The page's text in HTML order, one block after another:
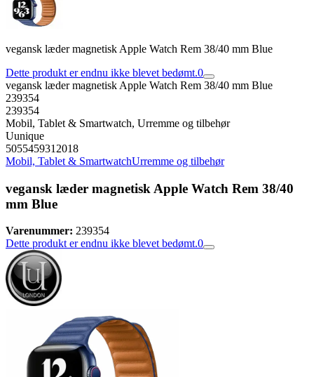
vegansk læder magnetisk Apple Watch Rem 38/40 mm Blue
Dette produkt er endnu ikke blevet bedømt.0
vegansk læder magnetisk Apple Watch Rem 38/40 mm Blue
239354
239354
Mobil, Tablet & Smartwatch, Urremme og tilbehør
Uunique
5055459312018
Mobil, Tablet & SmartwatchUrremme og tilbehør
vegansk læder magnetisk Apple Watch Rem 38/40
mm Blue
Varenummer: 239354
Dette produkt er endnu ikke blevet bedømt.0